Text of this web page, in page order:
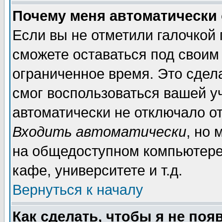
Почему меня автоматически
Если вы не отметили галочкой
сможете оставаться под
ограниченное время. Это
смог воспользоваться вашей
автоматически не отключало
Входить автоматически, но
на общедоступном
кафе, университете и т.д.
Вернуться к началу
Как сделать, чтобы я не